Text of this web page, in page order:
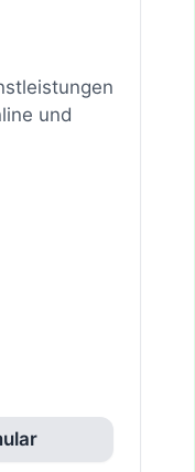
und